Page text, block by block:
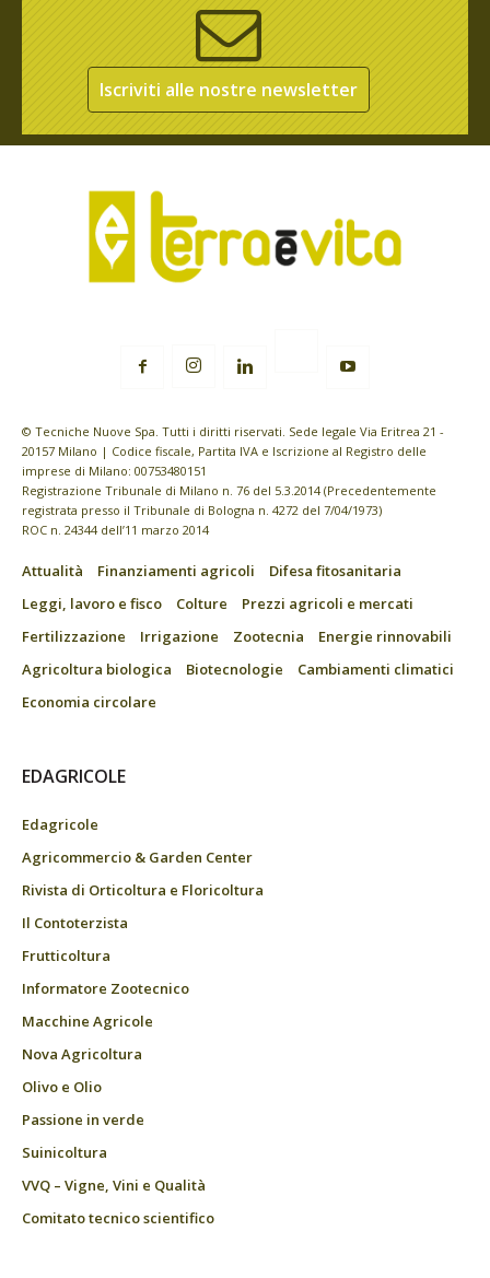
Iscriviti alle nostre newsletter
© Tecniche Nuove Spa. Tutti i diritti riservati. Sede legale Via Eritrea 21 -
20157 Milano | Codice fiscale, Partita IVA e Iscrizione al Registro delle
imprese di Milano: 00753480151
Registrazione Tribunale di Milano n. 76 del 5.3.2014 (Precedentemente
registrata presso il Tribunale di Bologna n. 4272 del 7/04/1973)
ROC n. 24344 dell’11 marzo 2014
Attualità Finanziamenti agricoli
Difesa fitosanitaria
Leggi, lavoro e fisco
Colture
Prezzi agricoli e mercati
Fertilizzazione
Irrigazione Zootecnia
Energie rinnovabili
Agricoltura biologica
Biotecnologie
Cambiamenti climatici
Economia circolare
EDAGRICOLE
Edagricole
Agricommercio & Garden Center
Rivista di Orticoltura e Floricoltura
Il Contoterzista
Frutticoltura
Informatore Zootecnico
Macchine Agricole
Nova Agricoltura
Olivo e Olio
Passione in verde
Suinicoltura
VVQ – Vigne, Vini e Qualità
Comitato tecnico scientifico